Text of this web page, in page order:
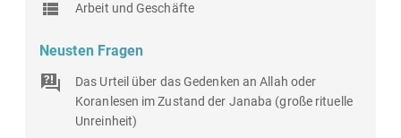
Arbeit und Geschäfte
Neusten Fragen
Das Urteil über das Gedenken an Allah oder
Koranlesen im Zustand der Janaba (große rituelle
Unreinheit)